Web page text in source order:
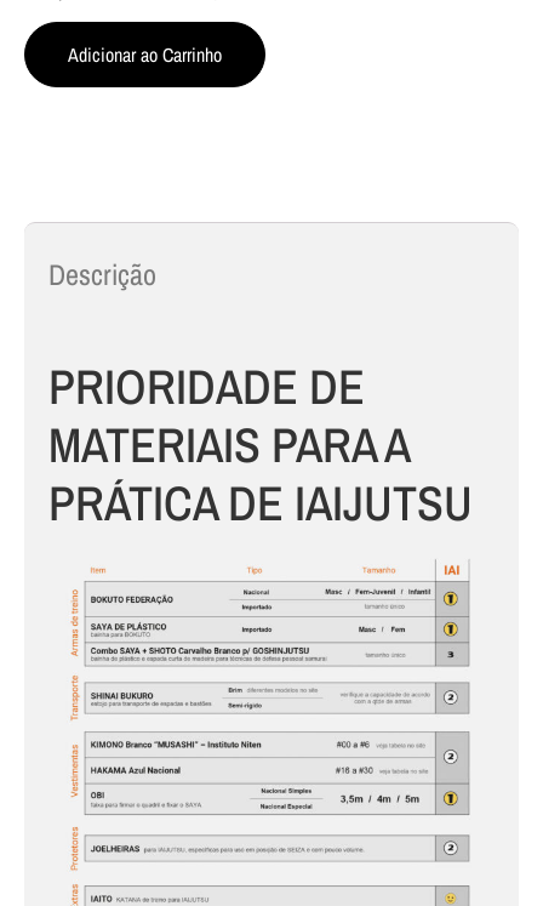
Adicionar ao Carrinho
Descrição
PRIORIDADE DE
MATERIAIS PARA A
PRÁTICA DE IAIJUTSU